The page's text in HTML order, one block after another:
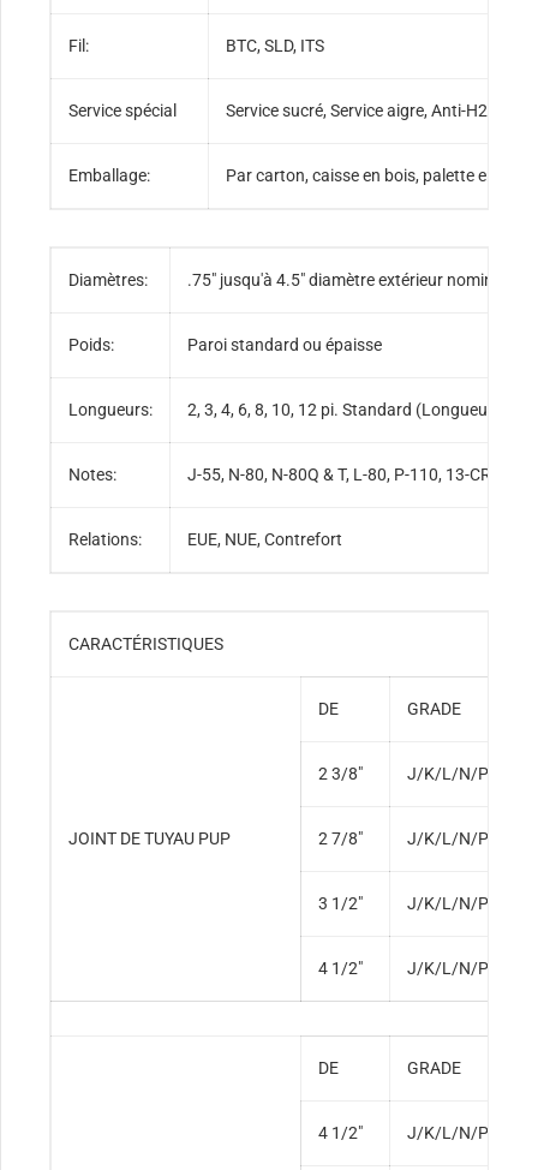
Fil: BTC, SLD, ITS
Service spécial Service sucré, Service aigre, Anti-H2S,
Emballage: Par carton, caisse en bois, palette en bois
Diamètres: .75″ jusqu'à 4.5″ diamètre extérieur nominal.
Poids: Paroi standard ou épaisse
Longueurs: 2, 3, 4, 6, 8, 10, 12 pi. Standard (Longueurs
Notes: J-55, N-80, N-80Q & T, L-80, P-110, 13-CR et
Relations: EUE, NUE, Contrefort
CARACTÉRISTIQUES
JOINT DE TUYAU PUP
DE GRADE
2 3/8″ J/K/L/N/P
2 7/8″ J/K/L/N/P
3 1/2″ J/K/L/N/P
4 1/2″ J/K/L/N/P
DE GRADE
4 1/2″ J/K/L/N/P